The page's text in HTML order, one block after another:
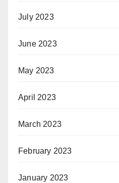
July 2023
June 2023
May 2023
April 2023
March 2023
February 2023
January 2023